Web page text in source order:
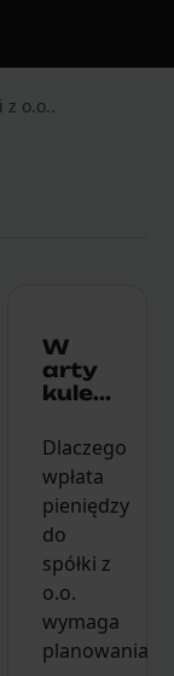
z o.o..
W
arty
kule...
Dlaczego
wpłata
pieniędzy
do
spółki z
o.o.
wymaga
planowania